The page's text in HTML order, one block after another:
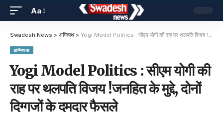
Aa
Swadesh News > अग्निपथ> Yogi Model Politics : सीएम योगी की राह पर थलपति विजय !जनहित के मुद्दे, दोनों दिग्गजों के दमदार फैसले
अग्निपथ
Yogi Model Politics : सीएम योगी की
राह पर थलपति विजय !जनहित के मुद्दे, दोनों
दिग्गजों के दमदार फैसले